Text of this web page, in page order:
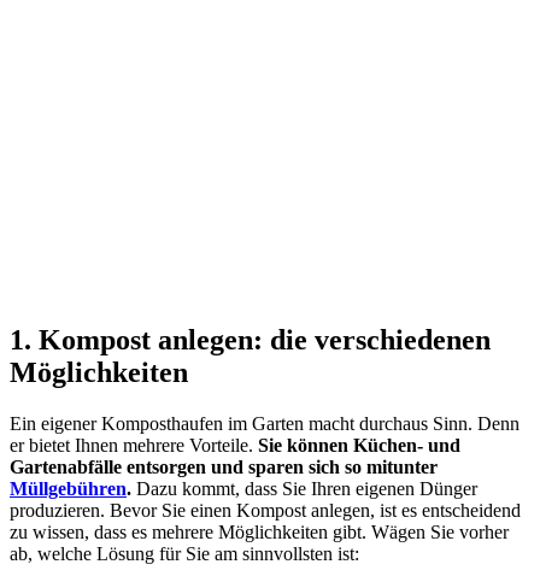
1. Kompost anlegen: die verschiedenen
Möglichkeiten
Ein eigener Komposthaufen im Garten macht durchaus Sinn. Denn
er bietet Ihnen mehrere Vorteile. Sie können Küchen- und
Gartenabfälle entsorgen und sparen sich so mitunter
Müllgebühren. Dazu kommt, dass Sie Ihren eigenen Dünger
produzieren. Bevor Sie einen Kompost anlegen, ist es entscheidend
zu wissen, dass es mehrere Möglichkeiten gibt. Wägen Sie vorher
ab, welche Lösung für Sie am sinnvollsten ist: